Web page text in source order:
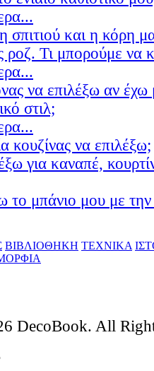
σπιτιού και η κόρη
ροζ. Τι μπορούμε να
να επιλέξω αν έχω
στιλ;
κουζίνας να επιλέξω;
για καναπέ,
το μπάνιο μου με την
ΒΙΒΛΙΟΘΗΚΗ ΤΕΧΝΙΚΑ
DecoBook. All